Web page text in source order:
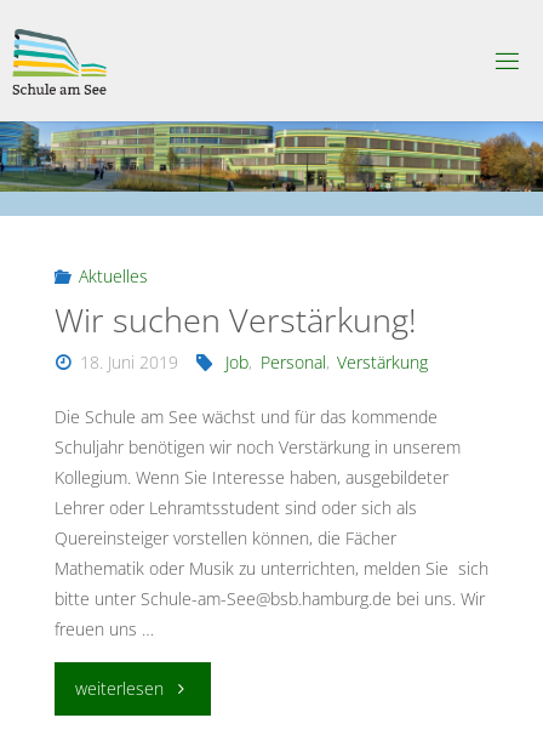
to
content
CHU
LEA
MS
Aktuelles
Wir suchen Verstärkung!
18. Juni 2019 Job, Personal, Verstärkung
Die Schule am See wächst und für das kommende
Schuljahr benötigen wir noch Verstärkung in unserem
Kollegium. Wenn Sie Interesse haben, ausgebildeter
Lehrer oder Lehramtsstudent sind oder sich als
Quereinsteiger vorstellen können, die Fächer
Mathematik oder Musik zu unterrichten, melden Sie sich
bitte unter Schule-am-See@bsb.hamburg.de bei uns. Wir
freuen uns …
weiterlesen "Wir